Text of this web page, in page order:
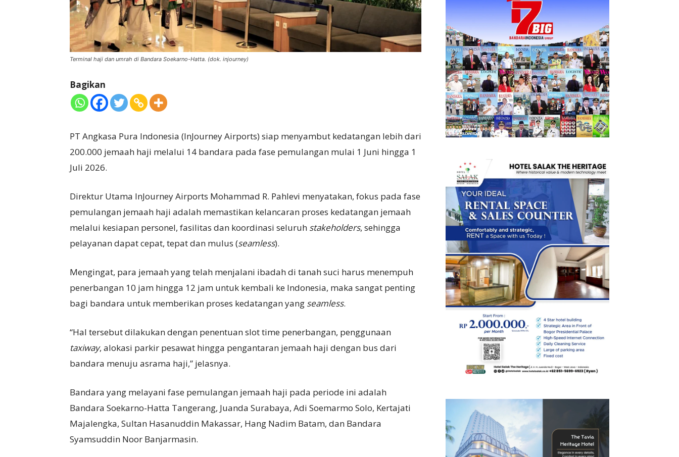
Terminal haji dan umrah di Bandara Soekarno-Hatta. (dok. injourney)
Bagikan
PT Angkasa Pura Indonesia (InJourney Airports) siap menyambut kedatangan lebih dari
200.000 jemaah haji melalui 14 bandara pada fase pemulangan mulai 1 Juni hingga 1
Juli 2026.
Direktur Utama InJourney Airports Mohammad R. Pahlevi menyatakan, fokus pada fase
pemulangan jemaah haji adalah memastikan kelancaran proses kedatangan jemaah
melalui kesiapan personel, fasilitas dan koordinasi seluruh stakeholders, sehingga
pelayanan dapat cepat, tepat dan mulus (seamless).
Mengingat, para jemaah yang telah menjalani ibadah di tanah suci harus menempuh
penerbangan 10 jam hingga 12 jam untuk kembali ke Indonesia, maka sangat penting
bagi bandara untuk memberikan proses kedatangan yang seamless.
“Hal tersebut dilakukan dengan penentuan slot time penerbangan, penggunaan
taxiway, alokasi parkir pesawat hingga pengantaran jemaah haji dengan bus dari
bandara menuju asrama haji,” jelasnya.
Bandara yang melayani fase pemulangan jemaah haji pada periode ini adalah
Bandara Soekarno-Hatta Tangerang, Juanda Surabaya, Adi Soemarmo Solo, Kertajati
Majalengka, Sultan Hasanuddin Makassar, Hang Nadim Batam, dan Bandara
Syamsuddin Noor Banjarmasin.